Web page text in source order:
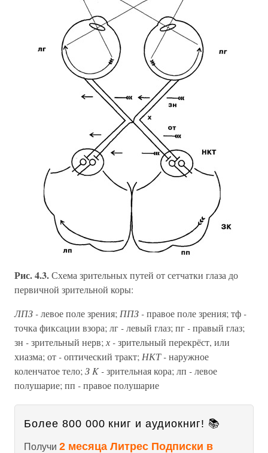
Рис. 4.3.Схема зрительных путей от сетчатки глаза до
первичной зрительной коры:
ЛПЗ -левое поле зрения; ППЗ -правое поле зрения; тф -
точка фиксации взора; лг -левый глаз; пг -правый глаз;
зн -зрительный нерв; х -зрительный перекрёст, или
хиазма; от -оптический тракт; НКТ -наружное
коленчатое тело; З K -зрительная кора; лп -левое
полушарие; пп -правое полушарие
Более 800 000 книг и аудиокниг! 📚
Получи 2 месяца Литрес Подписки в